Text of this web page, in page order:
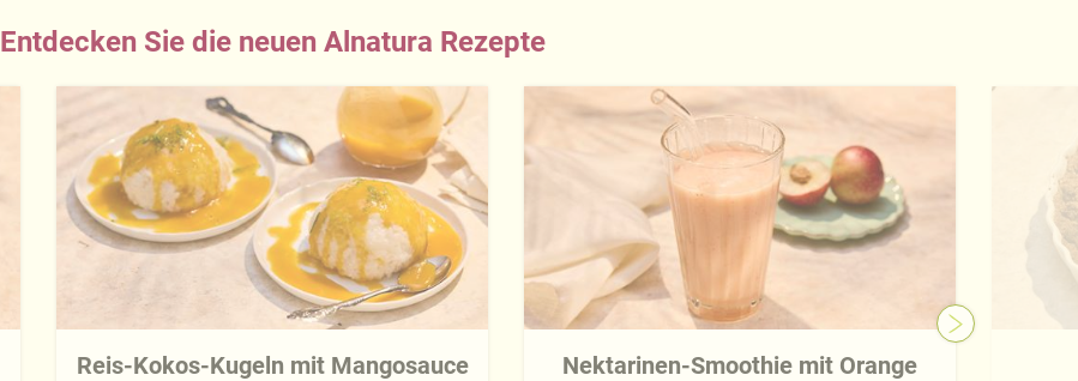
Entdecken Sie die neuen Alnatura Rezepte
Reis-Kokos-Kugeln mit Mangosauce
Nektarinen-Smoothie mit Orange